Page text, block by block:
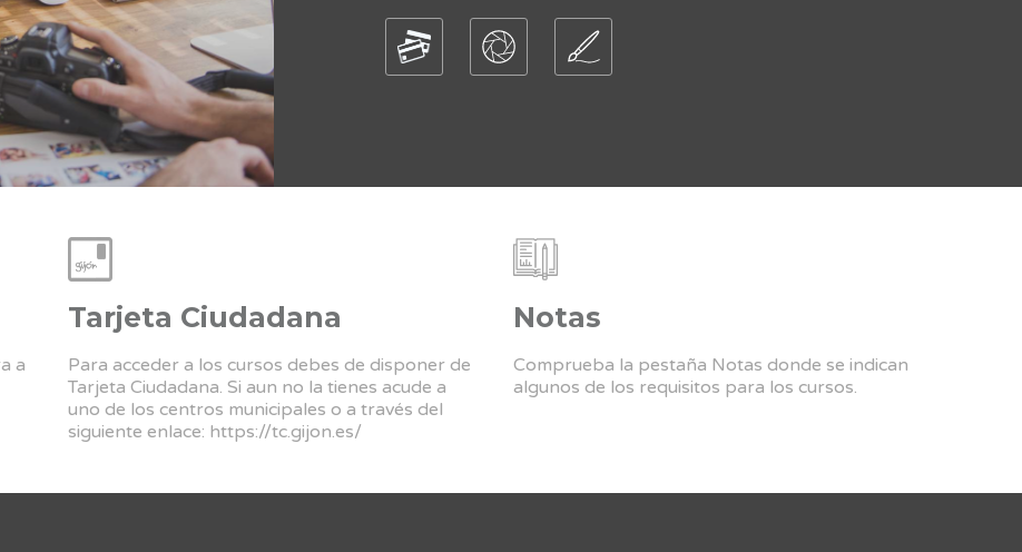
a
Tarjeta Ciudadana
Para acceder a los cursos debes de disponer de
Tarjeta Ciudadana. Si aun no la tienes acude a
uno de los centros municipales o a través del
siguiente enlace: https://tc.gijon.es/
Notas
Comprueba la pestaña Notas donde se indican
algunos de los requisitos para los cursos.